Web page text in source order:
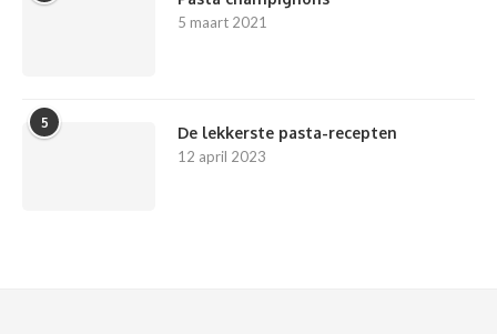
5 maart 2021
5
De lekkerste pasta-recepten
12 april 2023